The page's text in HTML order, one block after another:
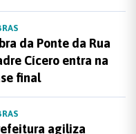
da Ponte da Rua
Cícero entra na
final
agiliza